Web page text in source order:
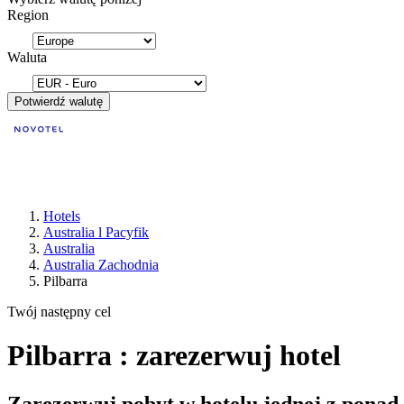
Region
Waluta
Potwierdź walutę
Hotels
Australia l Pacyfik
Australia
Australia Zachodnia
Pilbarra
Twój następny cel
Pilbarra : zarezerwuj hotel